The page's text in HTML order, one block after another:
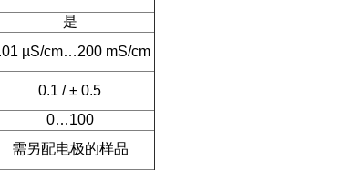
是
µS/cm…200 mS/cm
0.1 / ± 0.5
0…100
需另配电极的样品